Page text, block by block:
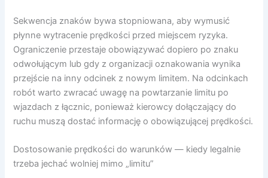
Sekwencja znaków bywa stopniowana, aby wymusić
płynne wytracenie prędkości przed miejscem ryzyka.
Ograniczenie przestaje obowiązywać dopiero po znaku
odwołującym lub gdy z organizacji oznakowania wynika
przejście na inny odcinek z nowym limitem. Na odcinkach
robót warto zwracać uwagę na powtarzanie limitu po
wjazdach z łącznic, ponieważ kierowcy dołączający do
ruchu muszą dostać informację o obowiązującej prędkości.
Dostosowanie prędkości do warunków — kiedy legalnie
trzeba jechać wolniej mimo „limitu”